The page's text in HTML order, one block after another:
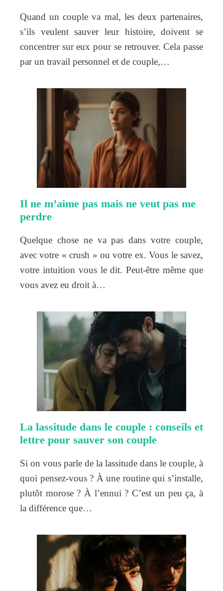
Quand un couple va mal, les deux partenaires,
s’ils veulent sauver leur histoire, doivent se
concentrer sur eux pour se retrouver. Cela passe
par un travail personnel et de couple,…
Il ne m’aime pas mais ne veut pas me
perdre
Quelque chose ne va pas dans votre couple,
avec votre « crush » ou votre ex. Vous le savez,
votre intuition vous le dit. Peut-être même que
vous avez eu droit à…
La lassitude dans le couple : conseils et
lettre pour sauver son couple
Si on vous parle de la lassitude dans le couple, à
quoi pensez-vous ? À une routine qui s’installe,
plutôt morose ? À l’ennui ? C’est un peu ça, à
la différence que…